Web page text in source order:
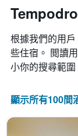
月
份
此
圖
表
具
條
間
均
價
格
此
表
具
有
根據我們的用
些住宿。 閲讀
小你的搜尋範圍
顯示所有100間